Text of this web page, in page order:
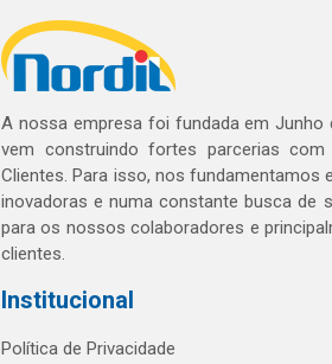
A nossa empresa foi fundada em Junho
vem construindo fortes parcerias com
Clientes. Para isso, nos fundamentamos
inovadoras e numa constante busca de
para os nossos colaboradores e
clientes.
Institucional
Política de Privacidade